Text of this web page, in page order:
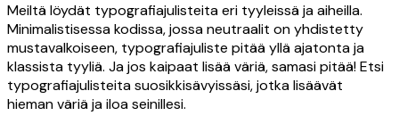
Meiltä löydät typografiajulisteita eri tyyleissä ja aiheilla.
Minimalistisessa kodissa, jossa neutraalit on yhdistetty
mustavalkoiseen, typografiajuliste pitää yllä ajatonta ja
klassista tyyliä. Ja jos kaipaat lisää väriä, samasi pitää! Etsi
typografiajulisteita suosikkisävyissäsi, jotka lisäävät
hieman väriä ja iloa seinillesi.